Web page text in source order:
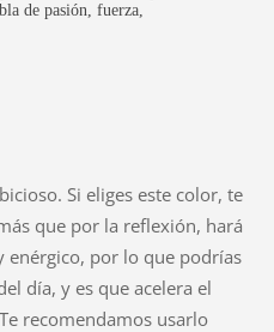
de pasión, fuerza,
Si eliges este color, te
que por la reflexión, hará
enérgico, por lo que podrías
día, y es que acelera el
recomendamos usarlo